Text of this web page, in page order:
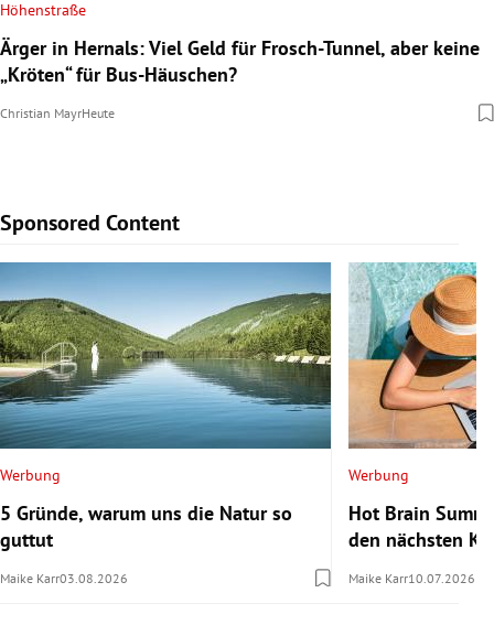
Höhenstraße
Ärger in Hernals: Viel Geld für Frosch-Tunnel, aber keine
„Kröten“ für Bus-Häuschen?
Christian MayrHeute
Polizei stoppt Lkw
Gefahrgut an Grenze: Feuerwehren „verarzten“ undichten
Container
Heute
Trockenheit
Wasser ist knapp: Gemeinde ruft zum Sparen auf, so
reagieren die Bürger
Michael PekovicsHeute
Sponsored Content
Slide 1 von 9
Werbung
5 Gründe, warum uns die Natur so
guttut
Maike Karr03.08.2026
Werbung
Hot Brain
den nächsten
Maike Karr10.07.2026